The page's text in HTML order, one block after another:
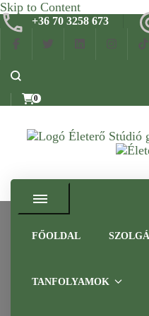
Skip to Content
+36 70 3258 673
0
Gyógymasszázs,
FŐOLDAL
TANFOLYAMOKE-